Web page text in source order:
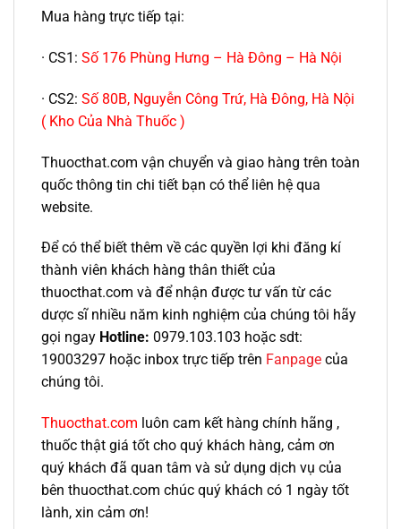
Mua hàng trực tiếp tại:
· CS1: Số 176 Phùng Hưng – Hà Đông – Hà Nội
· CS2: Số 80B, Nguyễn Công Trứ, Hà Đông, Hà Nội
( Kho Của Nhà Thuốc )
Thuocthat.com vận chuyển và giao hàng trên toàn
quốc thông tin chi tiết bạn có thể liên hệ qua
website.
Để có thể biết thêm về các quyền lợi khi đăng kí
thành viên khách hàng thân thiết của
thuocthat.com và để nhận được tư vấn từ các
dược sĩ nhiều năm kinh nghiệm của chúng tôi hãy
gọi ngay Hotline: 0979.103.103 hoặc sdt:
19003297 hoặc inbox trực tiếp trên Fanpage của
chúng tôi.
Thuocthat.com luôn cam kết hàng chính hãng ,
thuốc thật giá tốt cho quý khách hàng, cảm ơn
quý khách đã quan tâm và sử dụng dịch vụ của
bên thuocthat.com chúc quý khách có 1 ngày tốt
lành, xin cảm ơn!